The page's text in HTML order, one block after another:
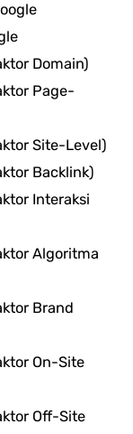
Domain)
Page-
Site-Level)
Backlink)
Interaksi
Algoritma
Brand
On-Site
Off-Site